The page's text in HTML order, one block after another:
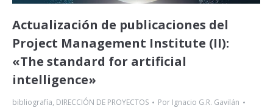
Actualización de publicaciones del
Project Management Institute (II):
«The standard for artificial
intelligence»
bibliografía, DIRECCIÓN DE PROYECTOS Por Ignacio G.R. Gavilán